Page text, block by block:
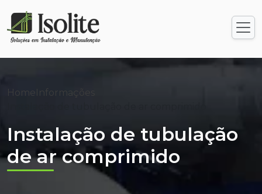
Home Informações
Instalação de tubulação
de ar comprimido